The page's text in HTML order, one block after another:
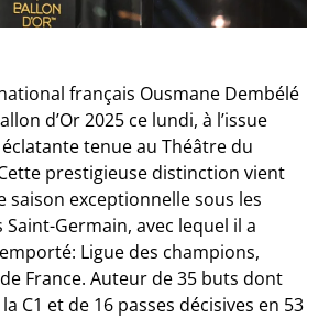
français Ousmane Dembélé
d’Or 2025 ce lundi, à l’issue
tenue au Théâtre du
prestigieuse distinction vient
saison exceptionnelle sous les
Germain, avec lequel il a
Ligue des champions,
France. Auteur de 35 buts dont
C1 et de 16 passes décisives en 53